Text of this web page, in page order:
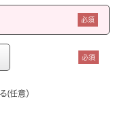
必須
必須
(任意）